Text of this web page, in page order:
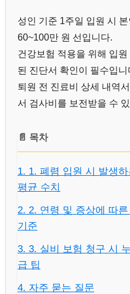
성인 기준 1주일 입원 시
60~100만 원 선입니다.
건강보험 적용을 위해 입원
된 진단서 확인이 필수입니
퇴원 전 진료비 상세 내역
서 검사비를 보전받을 수
📄 목차
1. 1. 폐렴 입원 시 발생
평균 수치
2. 2. 연령 및 증상에 따
기준
3. 3. 실비 보험 청구 시
급 팁
4. 자주 묻는 질문